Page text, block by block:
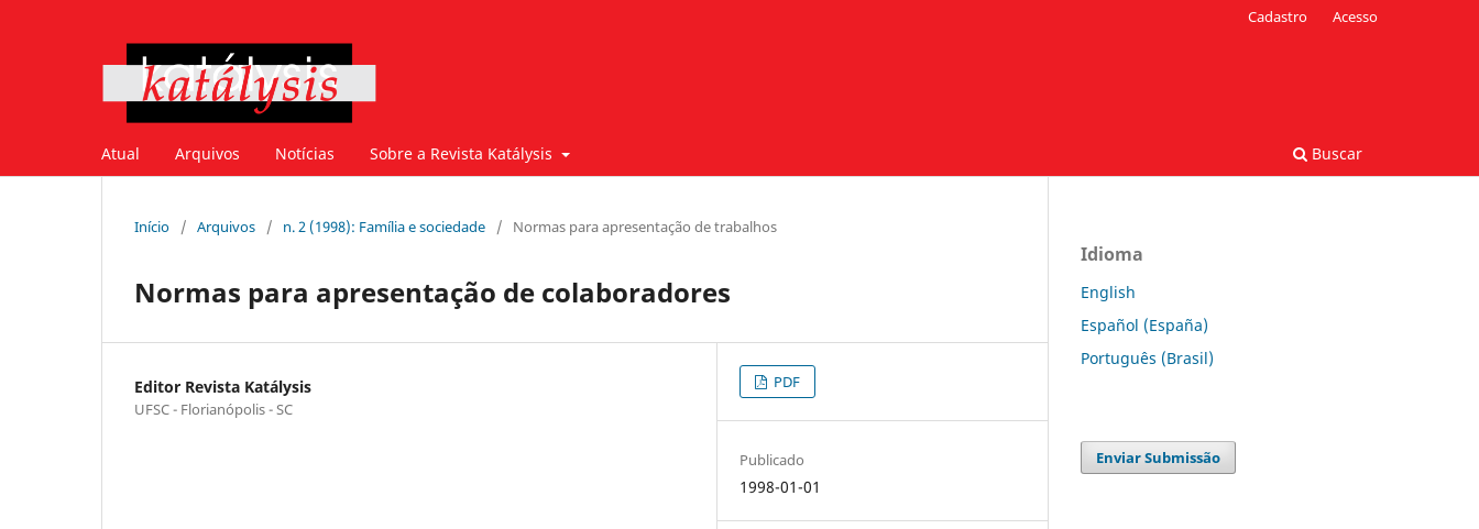
Atual Arquivos Notícias Sobre a Revista Katálysis Buscar
Cadastro Acesso
Início / Arquivos / n. 2 (1998): Família e sociedade / Normas para apresentação de trabalhos
Normas para apresentação de colaboradores
Editor Revista Katálysis
UFSC - Florianópolis - SC
PDF
Publicado
1998-01-01
Idioma
English
Español (España)
Português (Brasil)
Enviar Submissão